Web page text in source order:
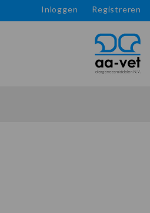
Inloggen Registreren